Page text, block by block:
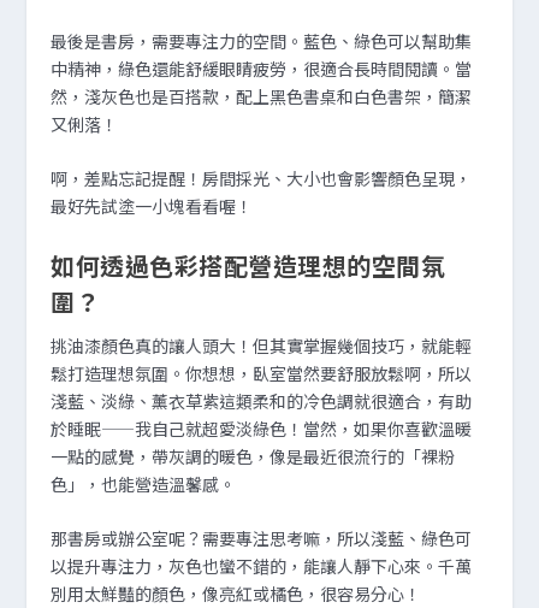
最後是書房，需要專注力的空間。藍色、綠色可以幫助集
中精神，綠色還能舒緩眼睛疲勞，很適合長時間閱讀。當
然，淺灰色也是百搭款，配上黑色書桌和白色書架，簡潔
又俐落！
啊，差點忘記提醒！房間採光、大小也會影響顏色呈現，
最好先試塗一小塊看看喔！
如何透過色彩搭配營造理想的空間氛
圍？
挑油漆顏色真的讓人頭大！但其實掌握幾個技巧，就能輕
鬆打造理想氛圍。你想想，臥室當然要舒服放鬆啊，所以
淺藍、淡綠、薰衣草紫這類柔和的冷色調就很適合，有助
於睡眠——我自己就超愛淡綠色！當然，如果你喜歡溫暖
一點的感覺，帶灰調的暖色，像是最近很流行的「裸粉
色」，也能營造溫馨感。
那書房或辦公室呢？需要專注思考嘛，所以淺藍、綠色可
以提升專注力，灰色也蠻不錯的，能讓人靜下心來。千萬
別用太鮮豔的顏色，像亮紅或橘色，很容易分心！